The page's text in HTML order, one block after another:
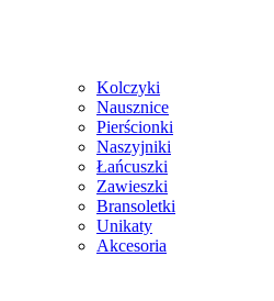
Kolczyki
Nausznice
Pierścionki
Naszyjniki
Łańcuszki
Zawieszki
Bransoletki
Unikaty
Akcesoria